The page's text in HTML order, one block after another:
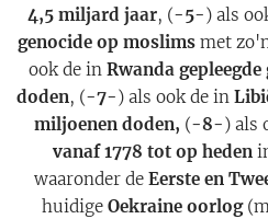
4,5 miljard jaar, (-5-) als
genocide op moslimsmet
ook de in Rwanda gepleegde
doden, (-7-) als ook de in
miljoenen doden, (-8-) als
vanaf 1778 tot op heden
waaronder de Eerste en
huidige Oekraine oorlog